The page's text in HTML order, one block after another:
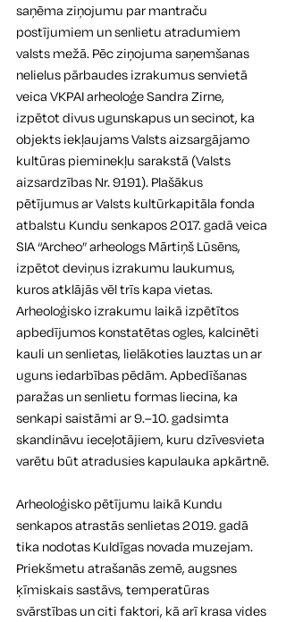
saņēma ziņojumu par mantraču
postījumiem un senlietu atradumiem
valsts mežā. Pēc ziņojuma saņemšanas
nelielus pārbaudes izrakumus senvietā
veica VKPAI arheoloģe Sandra Zirne,
izpētot divus ugunskapus un secinot, ka
objekts iekļaujams Valsts aizsargājamo
kultūras pieminekļu sarakstā (Valsts
aizsardzības Nr. 9191). Plašākus
pētījumus ar Valsts kultūrkapitāla fonda
atbalstu Kundu senkapos 2017. gadā veica
SIA “Archeo” arheologs Mārtiņš Lūsēns,
izpētot deviņus izrakumu laukumus,
kuros atklājās vēl trīs kapa vietas.
Arheoloģisko izrakumu laikā izpētītos
apbedījumos konstatētas ogles, kalcinēti
kauli un senlietas, lielākoties lauztas un ar
uguns iedarbības pēdām. Apbedīšanas
paražas un senlietu formas liecina, ka
senkapi saistāmi ar 9.–10. gadsimta
skandināvu ieceļotājiem, kuru dzīvesvieta
varētu būt atradusies kapulauka apkārtnē.
Arheoloģisko pētījumu laikā Kundu
senkapos atrastās senlietas 2019. gadā
tika nodotas Kuldīgas novada muzejam.
Priekšmetu atrašanās zemē, augsnes
ķīmiskais sastāvs, temperatūras
svārstības un citi faktori, kā arī krasa vides